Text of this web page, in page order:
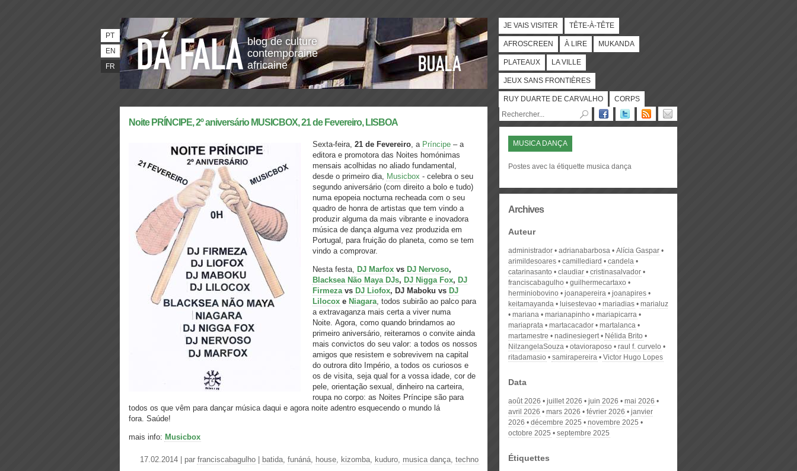
blog de culture
contemporaine
africaine
PT
EN
FR
JE VAIS VISITER TÊTE-À-TÊTE
AFROSCREEN À LIRE MUKANDA
PLATEAUX LA VILLE
JEUX SANS FRONTIÈRES
RUY DUARTE DE CARVALHO CORPS
Noite PRÍNCIPE, 2º aniversário MUSICBOX, 21 de Fevereiro, LISBOA
Sexta-feira, 21 de Fevereiro, a Príncipe – a
editora e promotora das Noites homónimas
mensais acolhidas no aliado fundamental,
desde o primeiro dia, Musicbox - celebra o seu
segundo aniversário (com direito a bolo e tudo)
numa epopeia nocturna recheada com o seu
quadro de honra de artistas que tem vindo a
produzir alguma da mais vibrante e inovadora
música de dança alguma vez produzida em
Portugal, para fruição do planeta, como se tem
vindo a comprovar.
Nesta festa, DJ Marfox vs DJ Nervoso,
Blacksea Não Maya DJs, DJ Nigga Fox, DJ
Firmezavs DJ Liofox, DJ Maboku vs DJ
Lilocox e Niagara, todos subirão ao palco para
a extravaganza mais certa a viver numa
Noite. Agora, como quando brindamos ao
primeiro aniversário, reiteramos o convite ainda
mais convictos do seu valor: a todos os nossos
amigos que resistem e sobrevivem na capital
do outrora dito Império, a todos os curiosos e
os de visita, seja qual for a vossa idade, cor de
pele, orientação sexual, dinheiro na carteira,
roupa no corpo: as Noites Príncipe são para
todos os que vêm para dançar música daqui e agora noite adentro esquecendo o mundo lá
fora. Saúde!
mais info: Musicbox
17.02.2014 | par franciscabagulho batida, funáná, house, kizomba, kuduro, musica dança, techno
MUSICA DANÇA
Postes avec la étiquette musica dança
Archives
Auteur
administrador adrianabarbosa
Alícia Gaspar
arimildesoares
camillediard
candela
catarinasanto
claudiar
cristinasalvador
franciscabagulho
guilhermecartaxo
herminiobovino
joanapereira
joanapires
keitamayanda
luisestevao mariadias
marialuz
mariana
marianapinho
mariapicarra
mariaprata
martacacador
martalanca
martamestre
nadinesiegert
Nélida Brito
NilzangelaSouza
otavioraposo
raul f. curvelo
ritadamasio
samirapereira Victor Hugo Lopes
Data
août 2026 juillet 2026 juin 2026
mai 2026
avril 2026
mars 2026 février 2026
janvier
2026
décembre 2025
novembre 2025
octobre 2025
septembre 2025
Étiquettes